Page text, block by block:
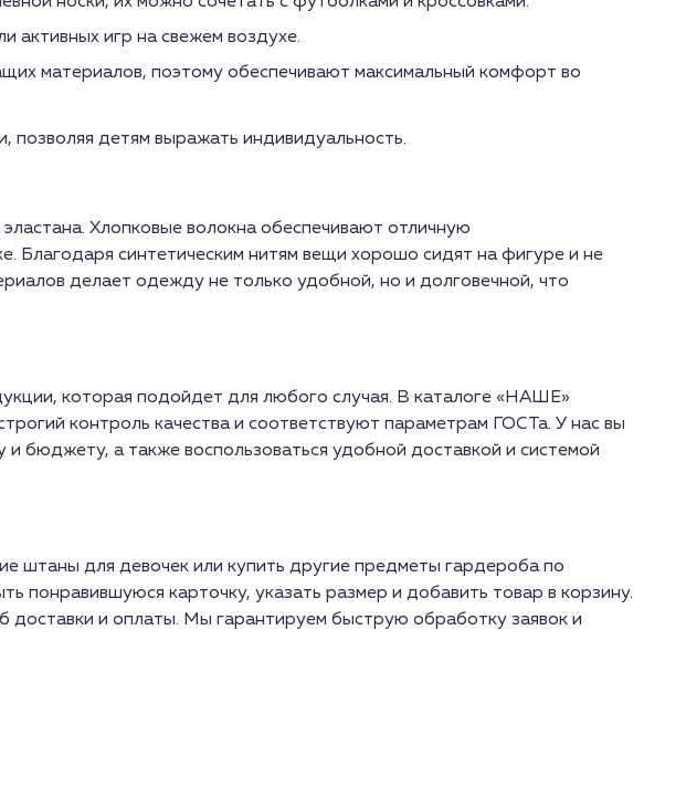
активных игр на свежем воздухе.
материалов, поэтому обеспечивают максимальный комфорт во
позволяя детям выражать индивидуальность.
Хлопковые волокна обеспечивают отличную
Благодаря синтетическим нитям вещи хорошо сидят на фигуре и не
делает одежду не только удобной, но и долговечной, что
которая подойдет для любого случая. В каталоге «НАШЕ»
контроль качества и соответствуют параметрам ГОСТа. У нас вы
бюджету, а также воспользоваться удобной доставкой и системой
штаны для девочек или купить другие предметы гардероба по
понравившуюся карточку, указать размер и добавить товар в корзину.
доставки и оплаты. Мы гарантируем быструю обработку заявок и